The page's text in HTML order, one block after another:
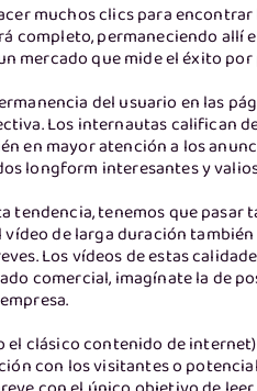
muchos clics para
completo, permaneciendo allí
mercado que mide el éxito
del usuario en las
Los internautas califican
en mayor atención a los
longform interesantes y
tendencia, tenemos que
de larga duración
Los vídeos de estas
comercial, imagínate la de
clásico contenido de
con los visitantes o